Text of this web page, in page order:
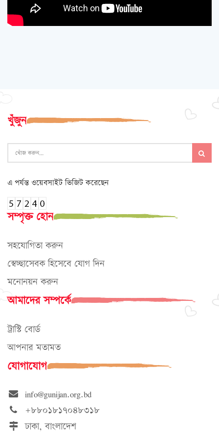
খুঁজুন
এ পর্যন্ত ওয়েবসাইট ভিজিট করেছেন
সম্পৃক্ত হোন
সহযোগিতা করুন
স্বেচ্ছাসেবক হিসেবে যোগ দিন
মনোনয়ন করুন
আমাদের সম্পর্কে
ট্রাস্টি বোর্ড
আপনার মতামত
যোগাযোগ
info@gunijan.org.bd
+৮৮০১৮১৭০৪৮৩১৮
ঢাকা, বাংলাদেশ